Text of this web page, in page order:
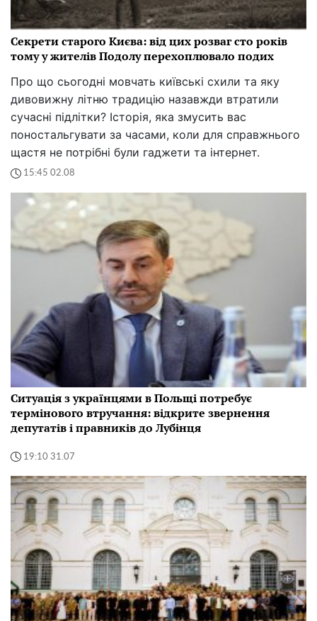
Секрети старого Києва: від цих розваг сто років
тому у жителів Подолу перехоплювало подих
Про що сьогодні мовчать київські схили та яку
дивовижну літню традицію назавжди втратили
сучасні підлітки? Історія, яка змусить вас
поностальгувати за часами, коли для справжнього
щастя не потрібні були гаджети та інтернет.
15:45 02.08
Ситуація з українцями в Польщі потребує
термінового втручання: відкрите звернення
депутатів і правників до Лубінця
19:10 31.07